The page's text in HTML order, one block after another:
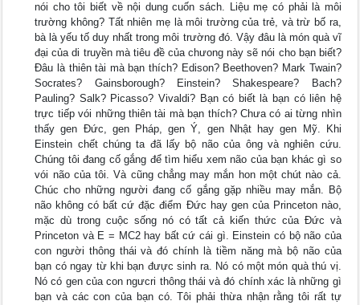
nói cho tôi biết về nội dung cuốn sách. Liệu mẹ có phải là môi
trường không? Tất nhiên mẹ là môi trường của trẻ, và trừ bố ra,
bà là yếu tố duy nhất trong môi trường đó. Vậy đâu là món quà vĩ
đại của di truyền mà tiêu đề của chưong này sẽ nói cho bạn biết?
Đâu là thiên tài mà bạn thích? Edison? Beethoven? Mark Twain?
Socrates? Gainsborough? Einstein? Shakespeare? Bach?
Pauling? Salk? Picasso? Vivaldi? Bạn có biết là bạn có liên hệ
trực tiếp vói những thiên tài mà bạn thích? Chưa có ai từng nhìn
thấy gen Đức, gen Pháp, gen Ý, gen Nhật hay gen Mỹ. Khi
Einstein chết chúng ta đã lấy bộ não của ông và nghiên cứu.
Chúng tôi đang cố gắng để tìm hiểu xem não của bạn khác gì so
vói não của tôi. Và cũng chẳng may mắn hon một chút nào cả.
Chúc cho những người đang cố gắng gặp nhiều may mắn. Bộ
não không có bất cứ đặc điểm Đức hay gen của Princeton nào,
mặc dù trong cuộc sống nó có tất cả kiến thức của Đức và
Princeton và E = MC2 hay bất cứ cái gì. Einstein có bộ não của
con người thông thái và đó chính là tiềm năng mà bộ não của
bạn có ngay từ khi bạn đưực sinh ra. Nó có một món quà thú vị.
Nó có gen của con ngưcri thông thái và đó chính xác là những gì
bạn và các con của bạn có. Tôi phải thừa nhận rằng tôi rất tự